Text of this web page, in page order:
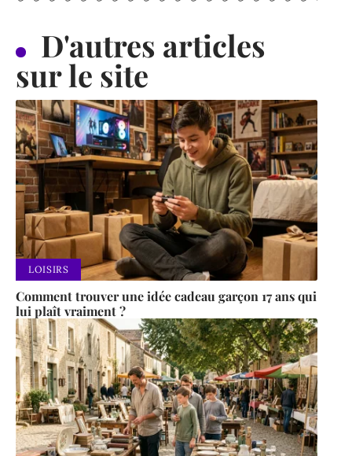
D'autres articles
sur le site
LOISIRS
Comment trouver une idée cadeau garçon 17 ans qui
lui plaît vraiment ?